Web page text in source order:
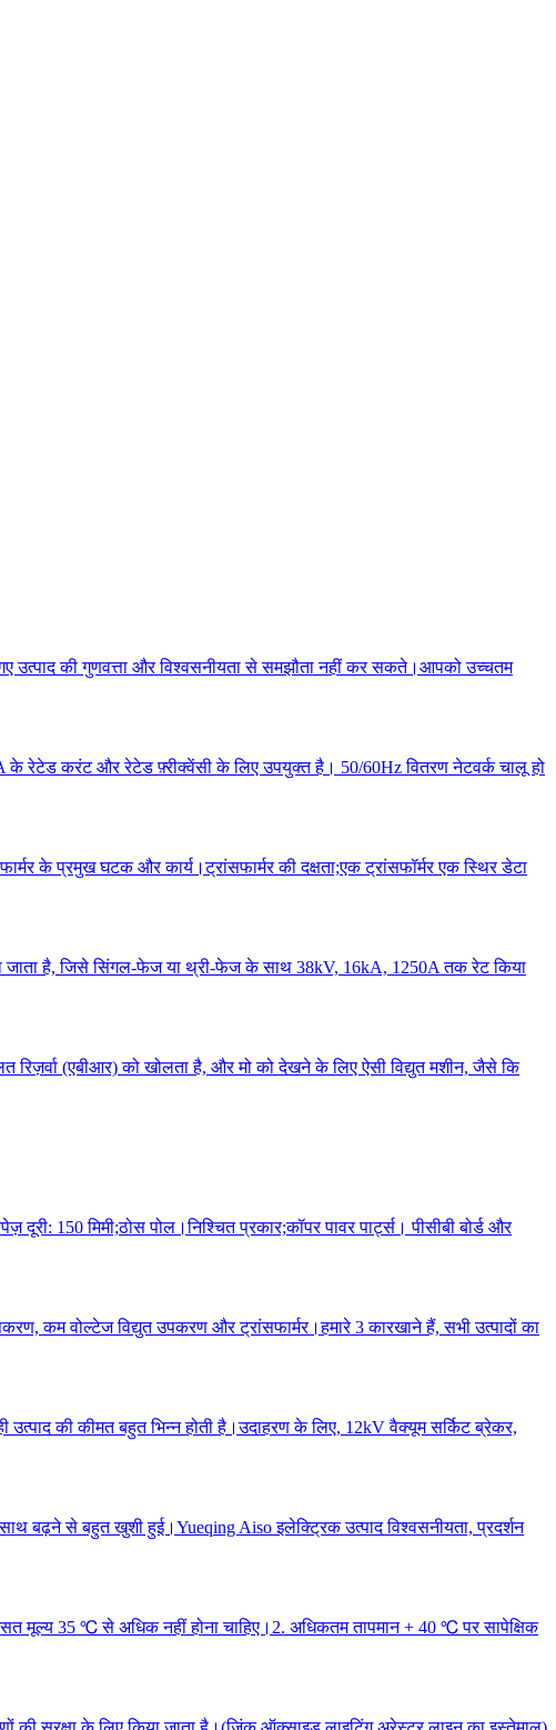
उत्पाद की गुणवत्ता और विश्वसनीयता से समझौता नहीं कर सकते।आपको उच्चतम
रेटेड करंट और रेटेड फ़्रीक्वेंसी के लिए उपयुक्त है। 50/60Hz वितरण नेटवर्क चालू हो
के प्रमुख घटक और कार्य।ट्रांसफार्मर की दक्षता;एक ट्रांसफॉर्मर एक स्थिर डेटा
जाता है, जिसे सिंगल-फेज या थ्री-फेज के साथ 38kV, 16kA, 1250A तक रेट किया
(एबीआर) को खोलता है, और मो को देखने के लिए ऐसी विद्युत मशीन, जैसे कि
150 मिमी;ठोस पोल।निश्चित प्रकार;कॉपर पावर पार्ट्स। पीसीबी बोर्ड और
कम वोल्टेज विद्युत उपकरण और ट्रांसफार्मर।हमारे 3 कारखाने हैं, सभी उत्पादों का
उत्पाद की कीमत बहुत भिन्न होती है।उदाहरण के लिए, 12kV वैक्यूम सर्किट ब्रेकर,
बढ़ने से बहुत खुशी हुई।Yueqing Aiso इलेक्ट्रिक उत्पाद विश्वसनीयता, प्रदर्शन
35 ℃ से अधिक नहीं होना चाहिए।2. अधिकतम तापमान + 40 ℃ पर सापेक्षिक